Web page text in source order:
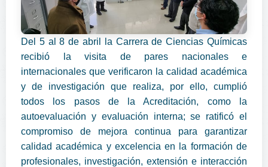
Del 5 al 8 de abril la Carrera de Ciencias Químicas
recibió la visita de pares nacionales e
internacionales que verificaron la calidad académica
y de investigación que realiza, por ello, cumplió
todos los pasos de la Acreditación, como la
autoevaluación y evaluación interna; se ratificó el
compromiso de mejora continua para garantizar
calidad académica y excelencia en la formación de
profesionales, investigación, extensión e interacción